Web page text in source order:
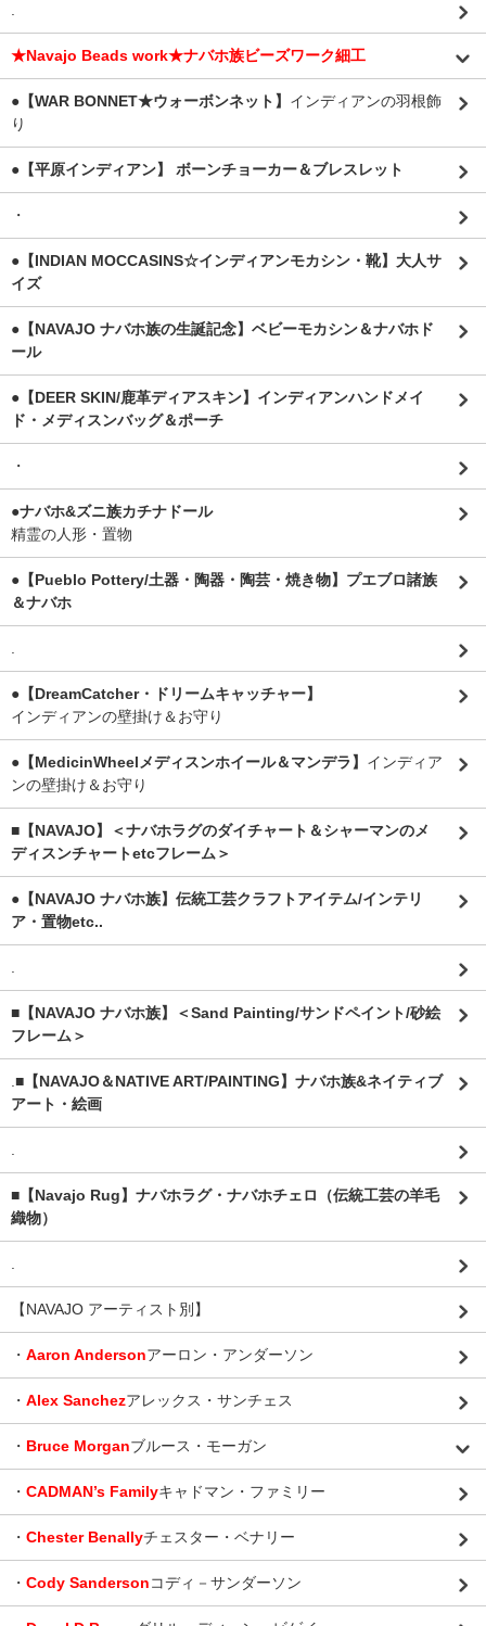
.
★Navajo Beads work★ナバホ族ビーズワーク細工
●【WAR BONNET★ウォーボンネット】 インディアンの羽根飾
り
●【平原インディアン】 ボーンチョーカー＆ブレスレット
・
●【INDIAN MOCCASINS☆インディアンモカシン・靴】大人サ
イズ
●【NAVAJO ナバホ族の生誕記念】ベビーモカシン＆ナバホド
ール
●【DEER SKIN/鹿革ディアスキン】インディアンハンドメイ
ド・メディスンバッグ＆ポーチ
・
●ナバホ&ズニ族カチナドール
精霊の人形・置物
●【Pueblo Pottery/土器・陶器・陶芸・焼き物】プエブロ諸族
＆ナバホ
.
●【DreamCatcher・ドリームキャッチャー】
インディアンの壁掛け＆お守り
●【MedicinWheelメディスンホイール＆マンデラ】 インディア
ンの壁掛け＆お守り
■【NAVAJO】＜ナバホラグのダイチャート＆シャーマンのメ
ディスンチャートetcフレーム＞
●【NAVAJO ナバホ族】伝統工芸クラフトアイテム/インテリ
ア・置物etc..
.
■【NAVAJO ナバホ族】＜Sand Painting/サンドペイント/砂絵
フレーム＞
.■【NAVAJO＆NATIVE ART/PAINTING】ナバホ族&ネイティブ
アート・絵画
.
■【Navajo Rug】ナバホラグ・ナバホチェロ（伝統工芸の羊毛
織物）
.
【NAVAJO アーティスト別】
・ Aaron Andersonアーロン・アンダーソン
・ Alex Sanchezアレックス・サンチェス
・ Bruce Morganブルース・モーガン
・ CADMAN’s Familyキャドマン・ファミリー
・ Chester Benallyチェスター・ベナリー
・ Cody Sandersonコディ－サンダーソン